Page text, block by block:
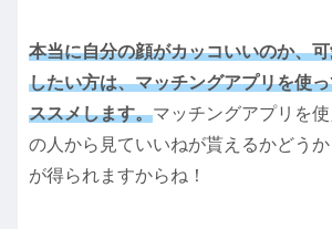
本当に自分の顔がカッコいいのか、
したい方は、マッチングアプリを使
ススメします。マッチングアプリを
の人から見ていいねが貰えるかどう
が得られますからね！